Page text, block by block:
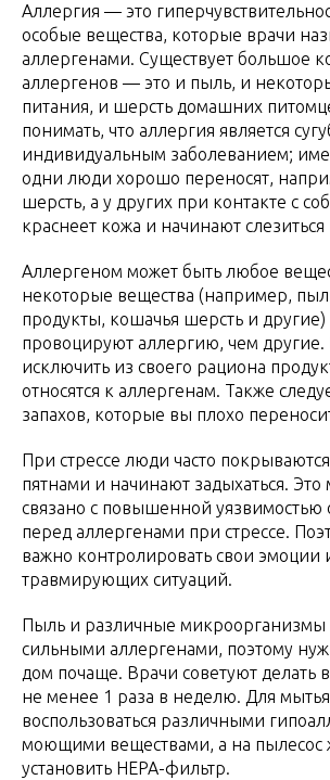
Аллергия — это
особые вещества, которые врачи
аллергенами. Существует большое
аллергенов — это и пыль, и
питания, и шерсть домашних
понимать, что аллергия является
индивидуальным заболеванием;
одни люди хорошо переносят,
шерсть, а у других при контакте с
краснеет кожа и начинают слезиться
Аллергеном может быть любое
некоторые вещества (например,
продукты, кошачья шерсть и другие)
провоцируют аллергию, чем другие.
исключить из своего рациона
относятся к аллергенам. Также
запахов, которые вы плохо
При стрессе люди часто
пятнами и начинают задыхаться. Это
связано с повышенной уязвимостью
перед аллергенами при стрессе.
важно контролировать свои эмоции
травмирующих ситуаций.
Пыль и различные микроорганизмы
сильными аллергенами, поэтому
дом почаще. Врачи советуют делать
не менее 1 раза в неделю. Для
воспользоваться различными
моющими веществами, а на пылесос
установить HEPA-фильтр.